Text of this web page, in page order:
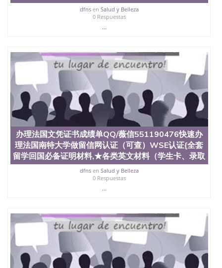
dfnsen Salud y Belleza
0 Respuestas
...
办理法国文凭证书成绩单QQ/薇信551190476快速办
理法国南特大学做留信网认证（可查）WSE认证{全套
留学回国必备证明材料,★各类英文材料（学生卡、录取
dfnsen Salud y Belleza
0 Respuestas
...